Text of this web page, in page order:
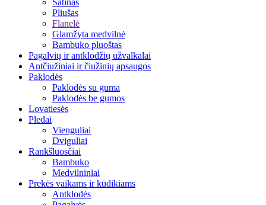
Satinas
Pliušas
Flanelė
Glamžyta medvilnė
Bambuko pluoštas
Pagalvių ir antklodžių užvalkalai
Antčiužiniai ir čiužinių apsaugos
Paklodės
Paklodės su guma
Paklodės be gumos
Lovatiesės
Pledai
Vienguliai
Dviguliai
Rankšluosčiai
Bambuko
Medvilniniai
Prekės vaikams ir kūdikiams
Antklodės